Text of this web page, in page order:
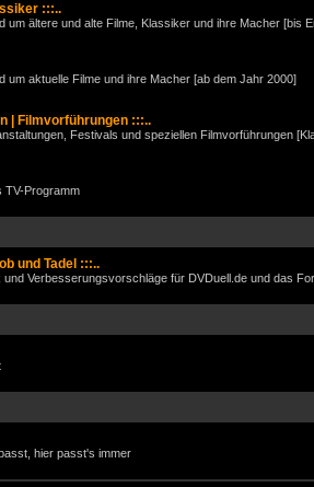
:::..
um ältere und alte Filme, Klassiker und ihre Macher [bis
um aktuelle Filme und ihre Macher [ab dem Jahr 2000]
| Filmvorführungen :::..
Festivals und speziellen Filmvorführungen
TV-Programm
und Tadel :::..
und Verbesserungsvorschläge für DVDuell.de und das
hier passt's immer